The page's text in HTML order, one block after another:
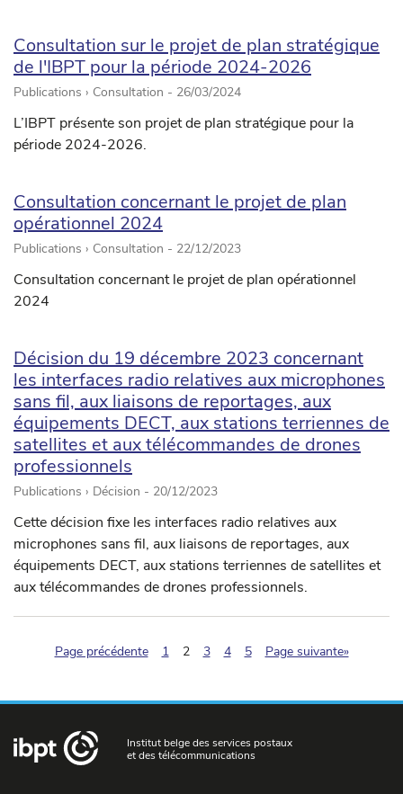
Consultation sur le projet de plan stratégique
de l'IBPT pour la période 2024-2026
Publications › Consultation - 26/03/2024
L’IBPT présente son projet de plan stratégique pour la
période 2024-2026.
Consultation concernant le projet de plan
opérationnel 2024
Publications › Consultation - 22/12/2023
Consultation concernant le projet de plan opérationnel
2024
Décision du 19 décembre 2023 concernant
les interfaces radio relatives aux microphones
sans fil, aux liaisons de reportages, aux
équipements DECT, aux stations terriennes de
satellites et aux télécommandes de drones
professionnels
Publications › Décision - 20/12/2023
Cette décision fixe les interfaces radio relatives aux
microphones sans fil, aux liaisons de reportages, aux
équipements DECT, aux stations terriennes de satellites et
aux télécommandes de drones professionnels.
Page précédente 1 2(pagination.current)
3 4 5 Page suivante»
Institut belge des services postaux
et des télécommunications